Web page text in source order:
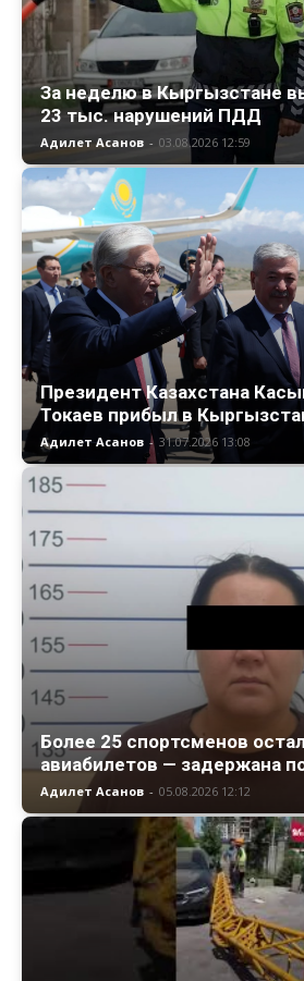
За неделю в Кыргызстане
23 тыс. нарушений ПДД
Адилет Асанов - 03.08.2026 12:59
Президент Казахстана
Токаев прибыл в
Адилет Асанов - 31.07.2026 13:08
Более 25 спортсменов
авиабилетов — задержана
Адилет Асанов - 05.08.2026 12:12